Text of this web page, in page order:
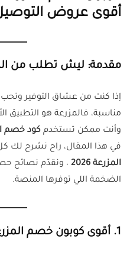
أقوى عروض
مقدمة: ليش تطلب من
إذا كنت من عشاق التوفير
مناسبة، فالمزرعة هو التطبيق
وأنت ممكن تستخدم كود خصم
في هذا المقال، راح نشرح لك
المزرعة 2026
، ونقدّم نصائح
الضخمة اللي توفرها المنصة.
1. أقوى كوبون خصم المزرعة 2026